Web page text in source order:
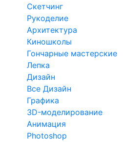
Скетчинг
Рукоделие
Архитектура
Киношколы
Гончарные мастерские
Лепка
Дизайн
Все Дизайн
Графика
3D-моделирование
Анимация
Photoshop